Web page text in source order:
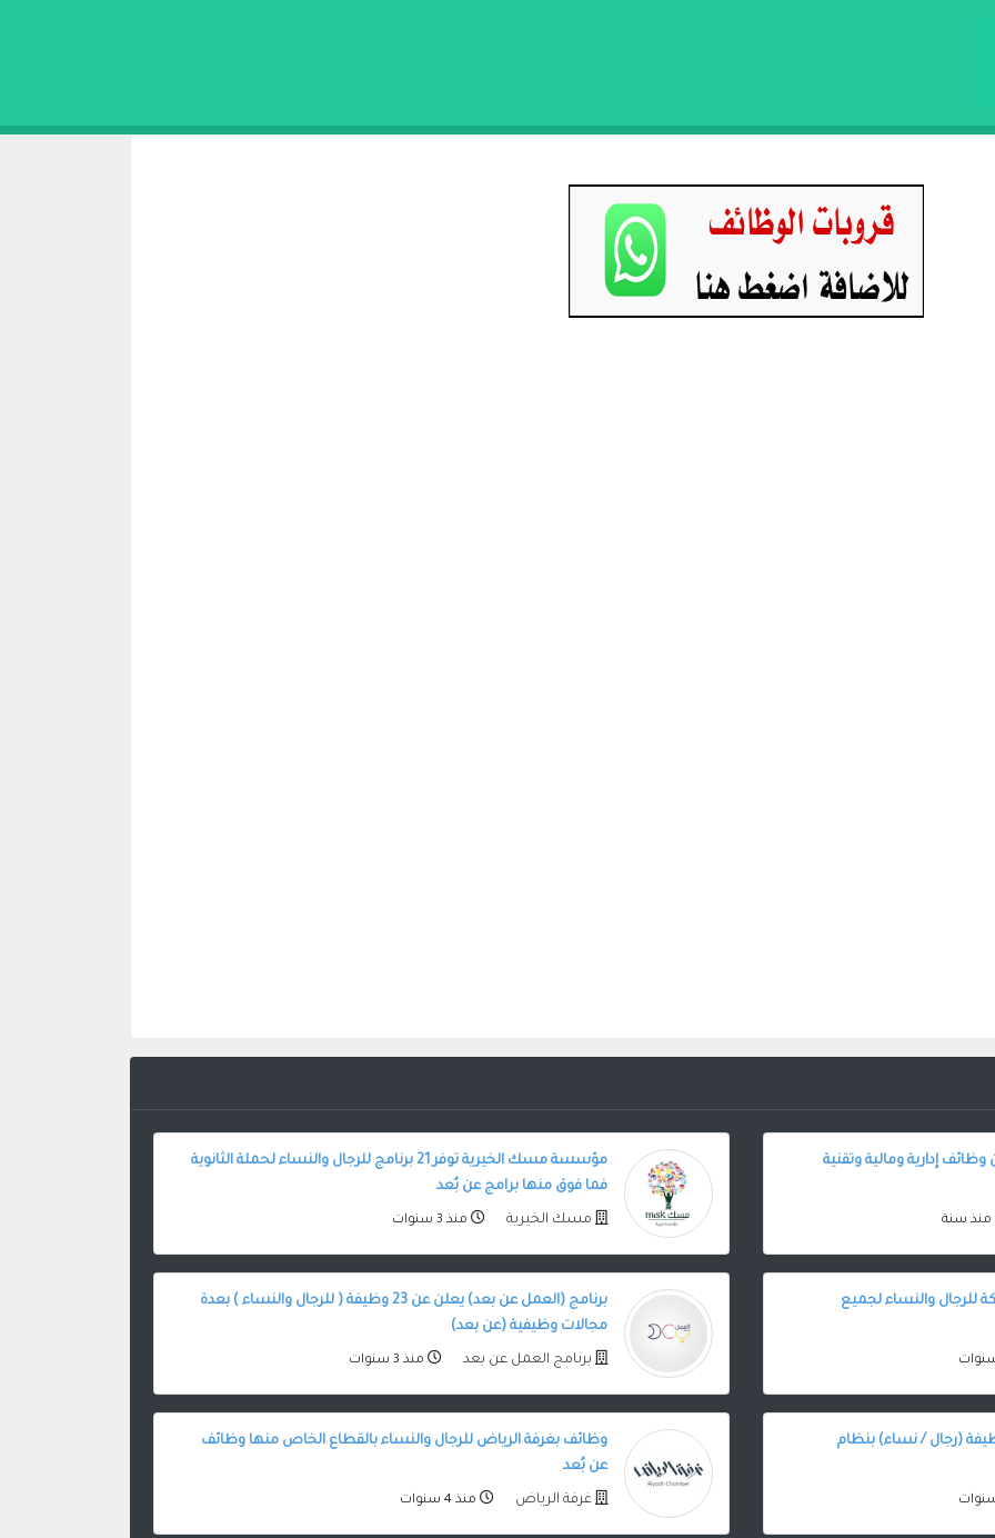
وظائف إدارية ومالية وتقنية
منذ سنة
مؤسسة مسك الخيرية توفر 21 برنامج للرجال والنساء لحملة الثانوية
فما فوق منها برامج عن بُعد
مسك الخيرية منذ 3 سنوات
للرجال والنساء لجميع
برنامج (العمل عن بعد) يعلن عن 23 وظيفة ( للرجال والنساء ) بعدة
مجالات وظيفية (عن بعد)
برنامج العمل عن بعد منذ 3 سنوات
العمل عن بعد يعلن عن 24 وظيفة (رجال / نساء) بنظام
وظائف بغرفة الرياض للرجال والنساء بالقطاع الخاص منها وظائف
عن بُعد
غرفة الرياض منذ 4 سنوات